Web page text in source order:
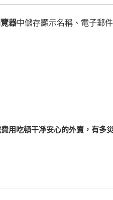
器中儲存顯示名稱、電子郵
用吃頓干凈安心的外賣，有多